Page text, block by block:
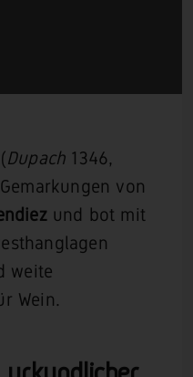
(Dupach 1346,
von
und bot mit
weite
Wein.